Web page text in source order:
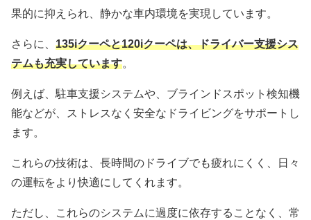
果的に抑えられ、静かな車内環境を実現しています。
さらに、 135iクーペと120iクーペは、ドライバー支援シス
テムも充実しています。
例えば、駐車支援システムや、ブラインドスポット検知機
能などが、ストレスなく安全なドライビングをサポートし
ます。
これらの技術は、長時間のドライブでも疲れにくく、日々
の運転をより快適にしてくれます。
ただし、これらのシステムに過度に依存することなく、常